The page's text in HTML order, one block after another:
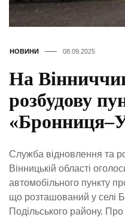
НОВИНИ 08.09.2025
На
розбудову
Служба відновлення та
Вінницькій області
автомобільного пункту
що розташований у селі
Подільського району.